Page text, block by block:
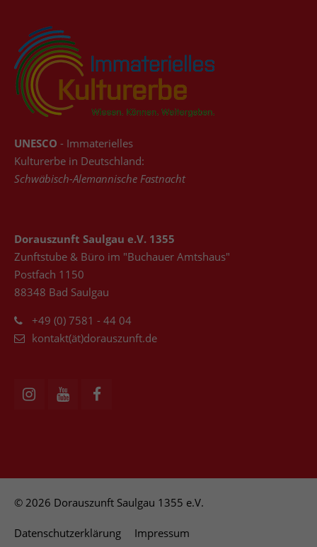
UNESCO - Immaterielles
Kulturerbe in Deutschland:
Schwäbisch-Alemannische Fastnacht
Dorauszunft Saulgau e.V. 1355
Zunftstube & Büro im "Buchauer Amtshaus"
Postfach 1150
88348 Bad Saulgau
+49 (0) 7581 - 44 04
kontakt(ät)dorauszunft.de
© 2026 Dorauszunft Saulgau 1355 e.V.
Datenschutzerklärung Impressum